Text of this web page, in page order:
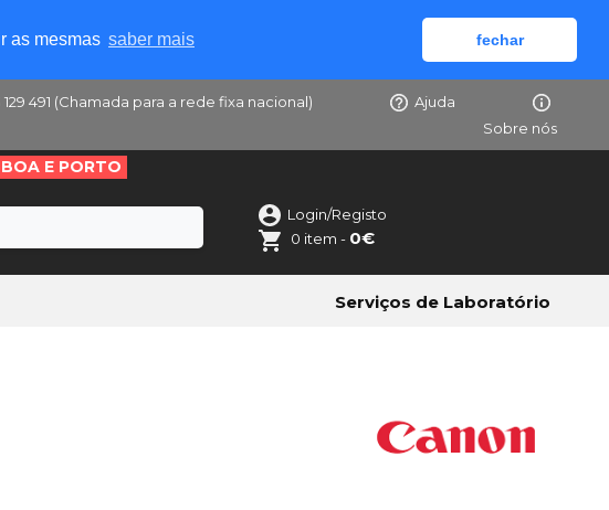
as mesmas saber mais fechar
129 491 (Chamada para a rede fixa nacional)
Ajuda
Sobre nós
E PORTO
Login/Registo
0 item - 0€
Serviços de Laboratório